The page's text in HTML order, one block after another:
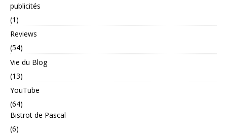
publicités
(1)
Reviews
(54)
Vie du Blog
(13)
YouTube
(64)
Bistrot de Pascal
(6)